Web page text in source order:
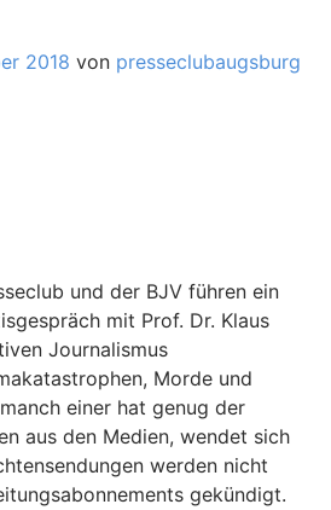
2018 von presseclubaugsburg
und der BJV führen ein
mit Prof. Dr. Klaus
Journalismus
Morde und
einer hat genug der
aus den Medien, wendet sich
werden nicht
gekündigt.